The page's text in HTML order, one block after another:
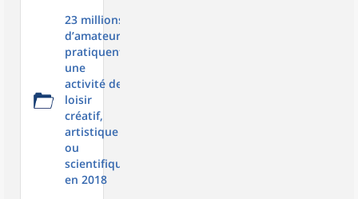
23 millions
d’amateurs
pratiquent
une
activité de
loisir
créatif,
artistique
ou
scientifique
en 2018